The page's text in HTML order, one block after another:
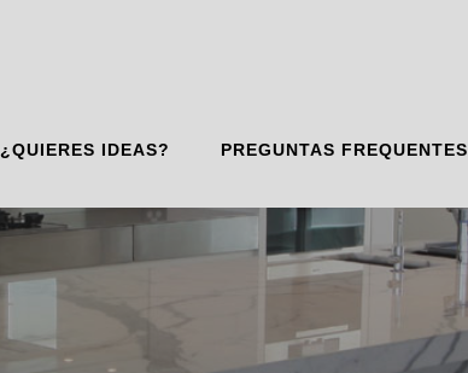
¿QUIERES IDEAS? PREGUNTAS FREQUENTES